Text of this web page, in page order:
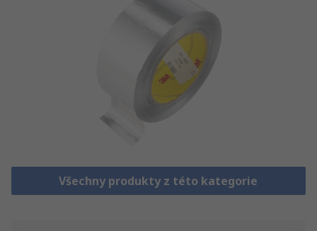
Všechny produkty z této kategorie